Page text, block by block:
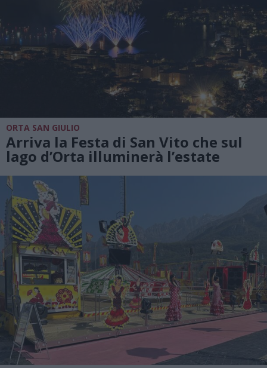
ORTA SAN GIULIO
Arriva la Festa di San Vito che sul
lago d’Orta illuminerà l’estate